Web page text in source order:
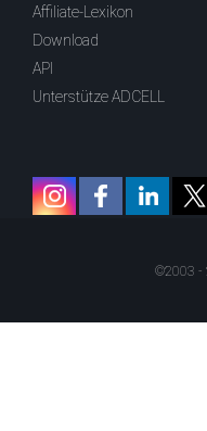
Affiliate-Lexikon
Download
API
Unterstütze ADCELL
©2003 -